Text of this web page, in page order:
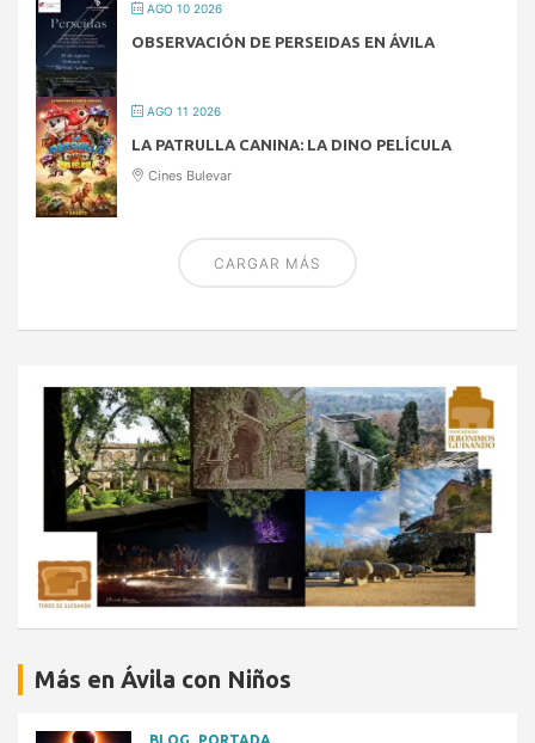
AGO 10 2026
OBSERVACIÓN DE PERSEIDAS EN ÁVILA
AGO 11 2026
LA PATRULLA CANINA: LA DINO PELÍCULA
Cines Bulevar
CARGAR MÁS
Más en Ávila con Niños